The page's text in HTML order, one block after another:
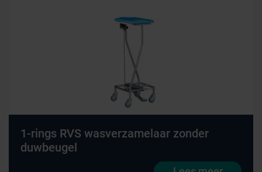
1-rings RVS wasverzamelaar zonder
duwbeugel